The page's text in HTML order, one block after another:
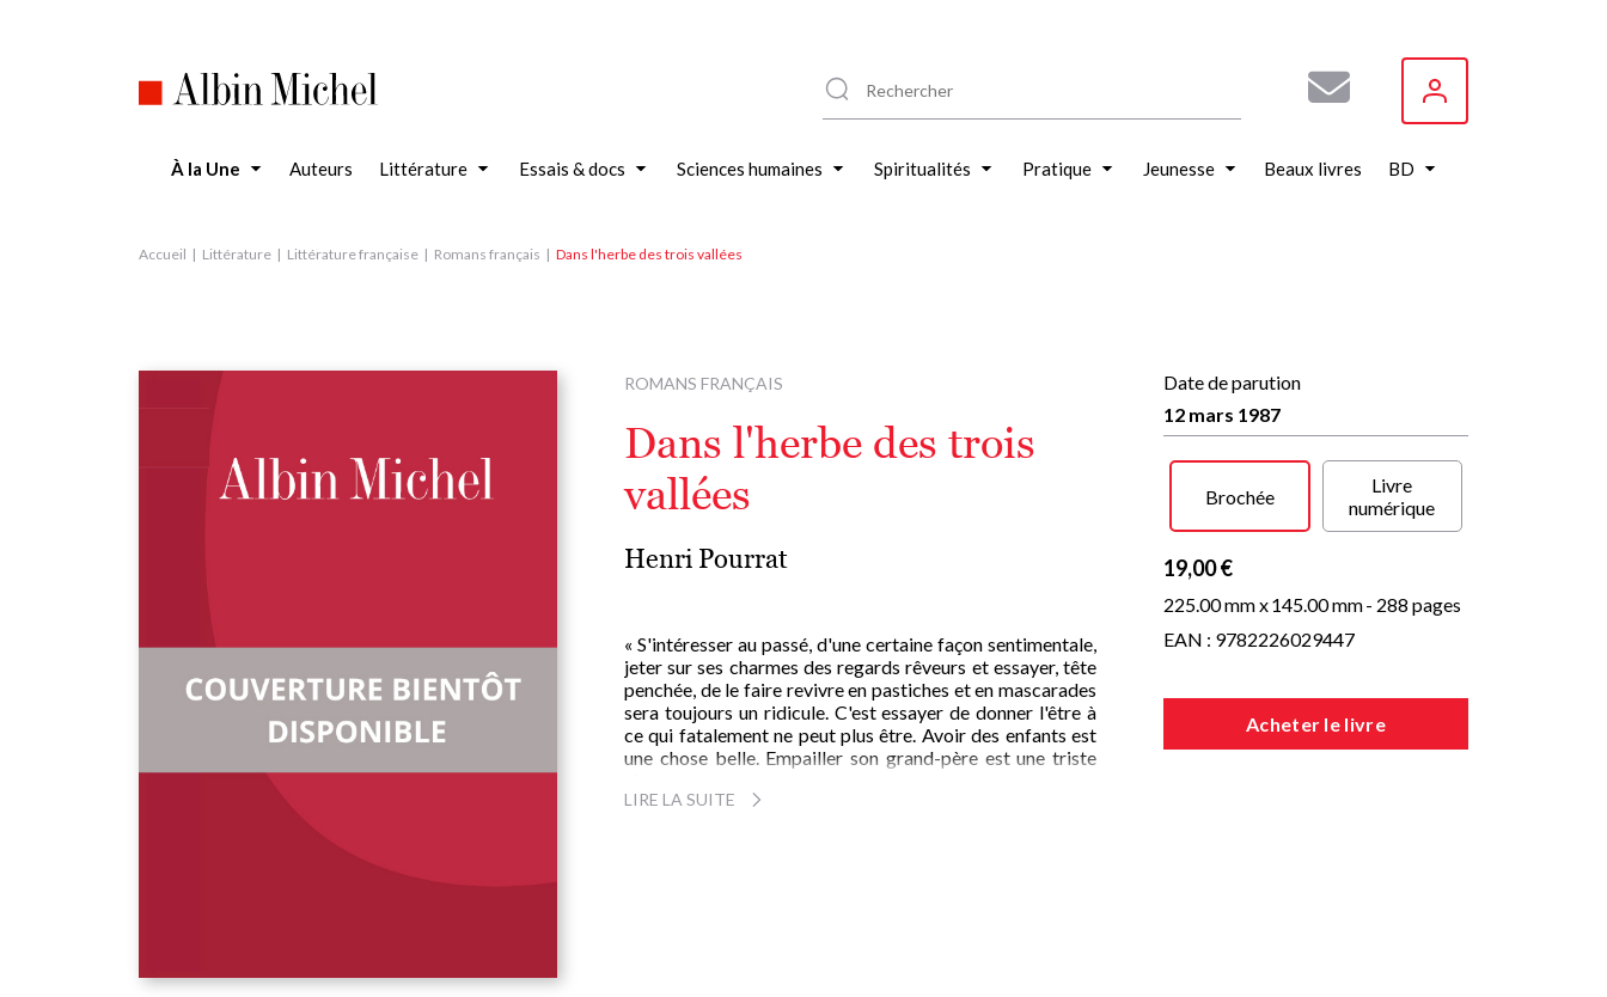
À la Une Auteurs Littérature Essais & docs Sciences humaines Spiritualités Pratique Jeunesse Beaux livres BD
Accueil Littérature Littérature française Romans français Dans l'herbe des trois vallées
ROMANS FRANÇAIS
Dans l'herbe des trois
vallées
Henri Pourrat
« S'intéresser au passé, d'une certaine façon sentimentale,
jeter sur ses charmes des regards rêveurs et essayer, tête
penchée, de le faire revivre en pastiches et en mascarades
sera toujours un ridicule. C'est essayer de donner l'être à
ce qui fatalement ne peut plus être. Avoir des enfants est
une chose belle. Empailler son grand-père est une triste
Cependant, il faut mettre à très grand prix les survivances
LIRE LA SUITE
Date de parution
12 mars 1987
Brochée
Livre
numérique
19,00 €
225.00 mm x145.00 mm- 288 pages
EAN : 9782226029447
Acheter le livre